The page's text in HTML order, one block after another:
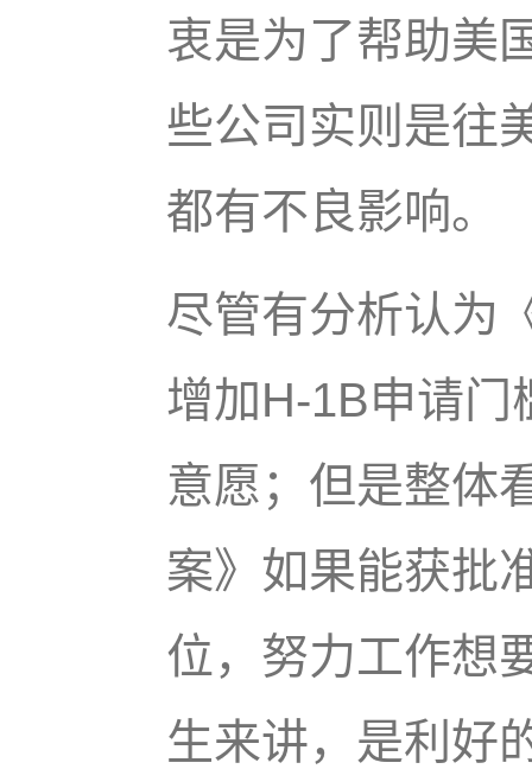
衷是为了帮助美
些公司实则是往
都有不良影响。
尽管有分析认为
增加H-1B申请门
意愿；但是整体
案》如果能获批
位，努力工作想
生来讲，是利好